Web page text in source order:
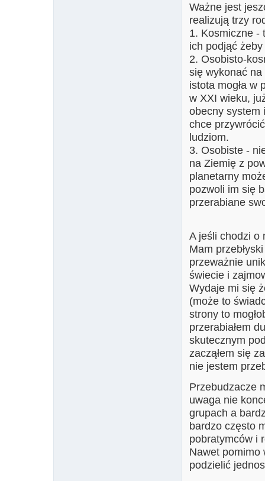
Ważne jest
realizują trzy
1. Kosmiczne -
ich podjąć żeby
2. Osobisto-
się wykonać na
istota mogła w
w XXI wieku,
obecny system
chce
ludziom.
3. Osobiste -
na Ziemię z
planetarny
pozwoli im się
przerabiane
A jeśli chodzi o
Mam
przeważnie
świecie i
Wydaje mi się
(może to
strony to
przerabiałem
skutecznym
zacząłem się
nie jestem
Przebudzacze
uwaga nie
grupach a
bardzo często
pobratymców i
Nawet pomimo
podzielić